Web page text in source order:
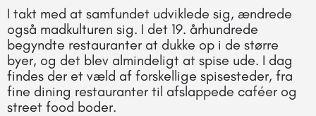
I takt med at samfundet udviklede sig, ændrede
også madkulturen sig. I det 19. århundrede
begyndte restauranter at dukke op i de større
byer, og det blev almindeligt at spise ude. I dag
findes der et væld af forskellige spisesteder, fra
fine dining restauranter til afslappede caféer og
street food boder.